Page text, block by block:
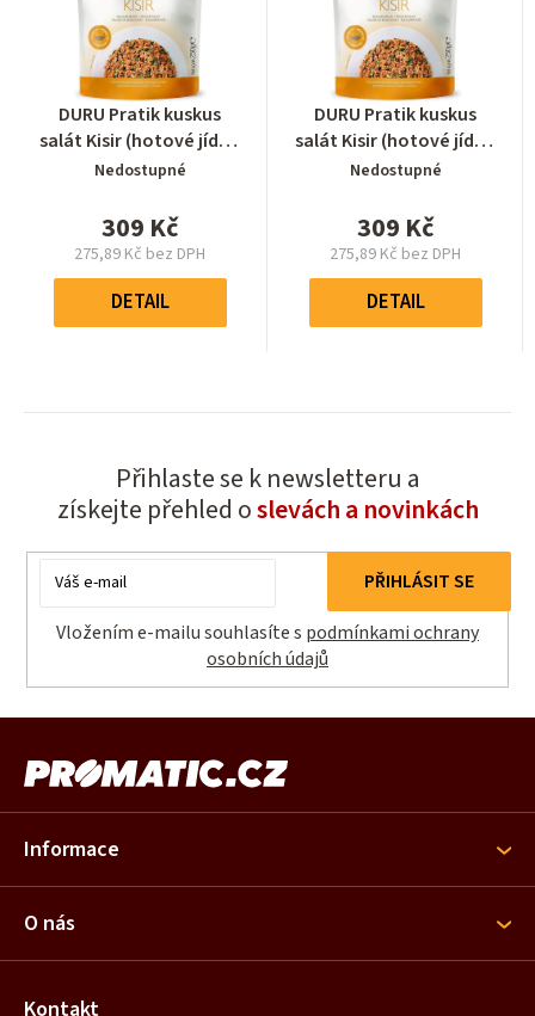
Průměrné
hodnocení
produktu
0,0
z
hvězdiček.
DURU Pratik kuskus
salát Kisir (hotové jídlo)
2000g (8 x 250g)
Nedostupné
309 Kč
275,89 Kč bez DPH
Měrná
cena:
DETAIL
Průměrné
hodnocení
produktu
0,0
z
hvězdiček.
DURU Pratik kuskus
salát Kisir (hotové jídlo)
2000g (8 x 250g)
Nedostupné
309 Kč
275,89 Kč bez DPH
Měrná
cena:
DETAIL
Přihlaste se k newsletteru a
získejte přehled oslevách a novinkách
E-
Vložením e-mailu souhlasíte s podmínkami ochrany
osobních údajů
PŘIHLÁSIT SE
p
t
Informace
O nás
Kontakt